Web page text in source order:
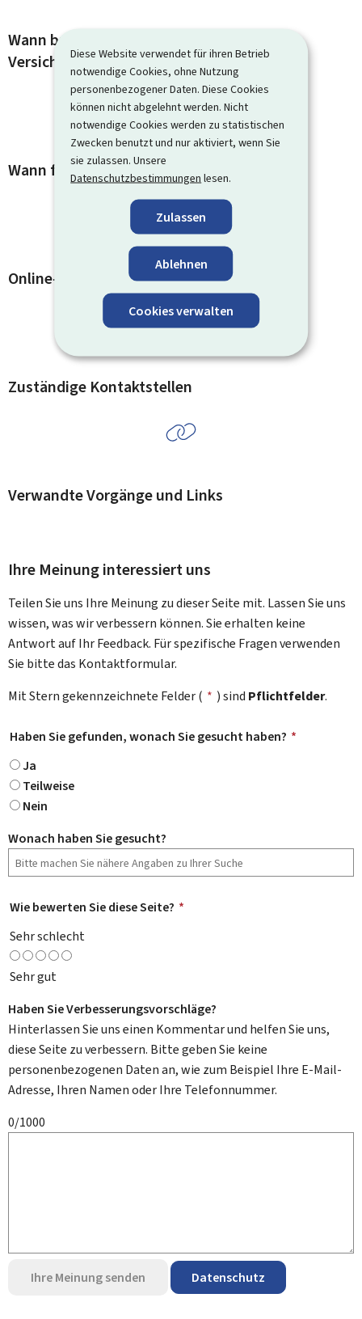
Diese Website verwendet für ihren Betrieb
notwendige Cookies, ohne Nutzung
personenbezogener Daten. Diese Cookies
können nicht abgelehnt werden. Nicht
notwendige Cookies werden zu statistischen
Zwecken benutzt und nur aktiviert, wenn Sie
sie zulassen. Unsere
Datenschutzbestimmungen lesen.
Zulassen
Ablehnen
Cookies verwalten
Wann brauchen Sie eine neue Sozial-
Versicherungs-Karte?
Wann fragen Sie selbst an?
Online-Dienste und Formulare
Zuständige Kontaktstellen
Verwandte Vorgänge und Links
Ihre Meinung interessiert uns
Teilen Sie uns Ihre Meinung zu dieser Seite mit. Lassen Sie uns
wissen, was wir verbessern können. Sie erhalten keine
Antwort auf Ihr Feedback. Für spezifische Fragen verwenden
Sie bitte das Kontaktformular.
Mit Stern gekennzeichnete Felder ( * ) sind Pflichtfelder.
Haben Sie gefunden, wonach Sie gesucht haben? *
Ja
Teilweise
Nein
Wonach haben Sie gesucht?
Wie bewerten Sie diese Seite? *
Sehr schlecht
Sehr gut
Haben Sie Verbesserungsvorschläge?
Hinterlassen Sie uns einen Kommentar und helfen Sie uns,
diese Seite zu verbessern. Bitte geben Sie keine
personenbezogenen Daten an, wie zum Beispiel Ihre E-Mail-
Adresse, Ihren Namen oder Ihre Telefonnummer.
0/1000
Ihre Meinung senden Datenschutz